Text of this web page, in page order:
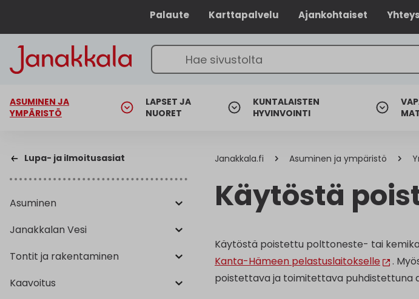
Palaute Karttapalvelu Ajankohtaiset
ASUMINEN JA
YMPÄRISTÖ
LAPSET JA
NUORET
KUNTALAISTEN
HYVINVOINTI
Lupa- ja ilmoitusasiat
Asuminen
Janakkalan Vesi
Tontit ja rakentaminen
Kaavoitus
Janakkala.fi Asuminen ja ympäristö
Käytöstä
Käytöstä poistettu polttoneste- tai
Kanta-Hämeen pelastuslaitokselle
.
poistettava ja toimitettava puhdistettuna